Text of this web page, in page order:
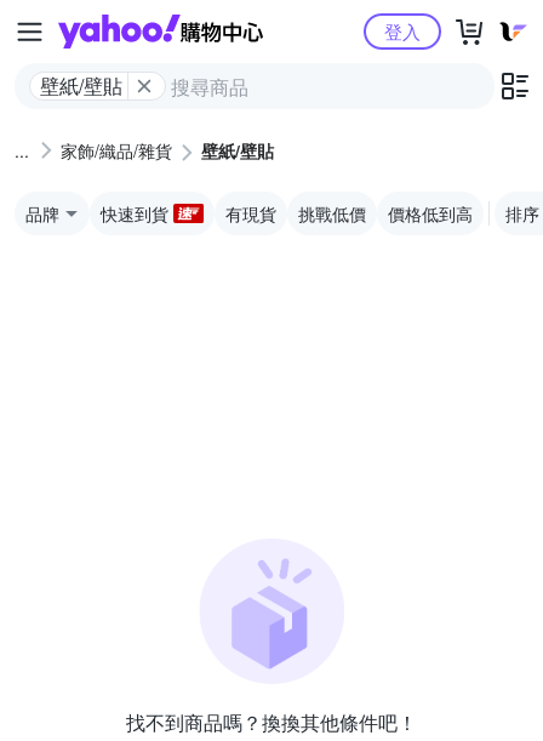
Yahoo購物中心
壁紙/壁貼
登入
家飾/織品/雜貨 壁紙/壁貼
品牌 快速到貨 有現貨 挑戰低價 價格低到高 排序
找不到商品嗎？換換其他條件吧！